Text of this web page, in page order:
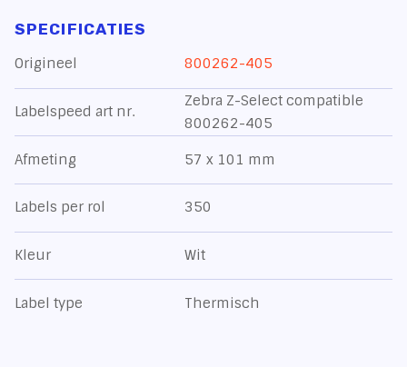
SPECIFICATIES
Origineel
800262-405
Labelspeed art nr.
Zebra Z-Select compatible
800262-405
Afmeting 57 x 101 mm
Labels per rol 350
Kleur Wit
Label type Thermisch